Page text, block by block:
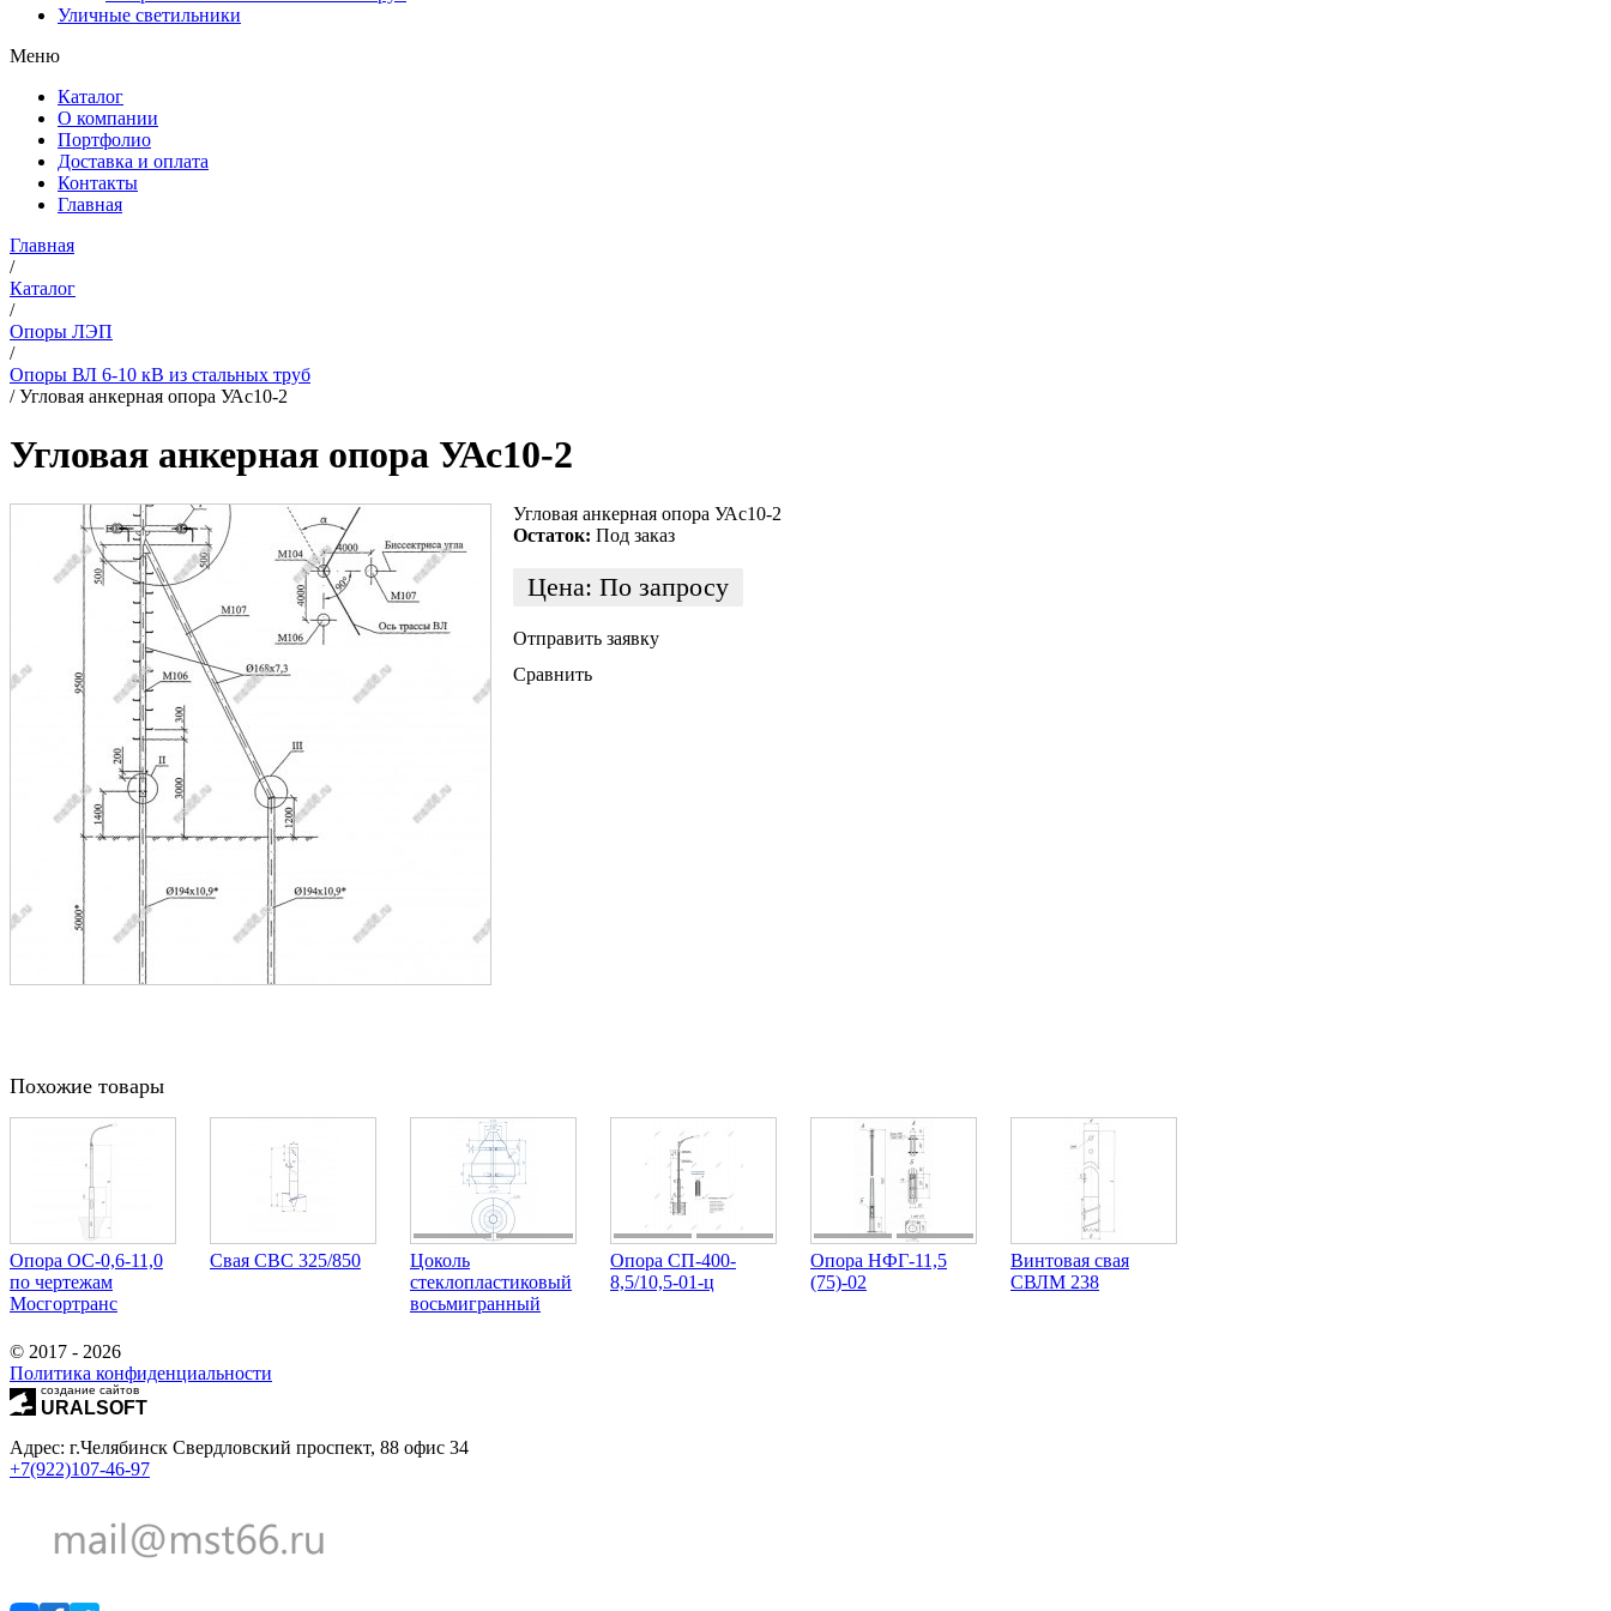
Уличные светильники
Меню
Каталог
О компании
Портфолио
Доставка и оплата
Контакты
Главная
Главная
/
Каталог
/
Опоры ЛЭП
/
Опоры ВЛ 6-10 кВ из стальных труб
/Угловая анкерная опора УАс10-2
Угловая анкерная опора УАс10-2
Угловая анкерная опора УАс10-2
Остаток: Под заказ
Цена: По запросу
Отправить заявку
Сравнить
Похожие товары
Опора ОС-0,6-11,0
по чертежам
Мосгортранс
Свая СВС 325/850
Цоколь
стеклопластиковый
восьмигранный
Опора СП-400-
8,5/10,5-01-ц
Опора НФГ-11,5
(75)-02
Винтовая свая
СВЛМ 238
© 2017 - 2026
Политика конфиденциальности
создание сайтов
URALSOFT
Адрес: г.Челябинск Свердловский проспект, 88 офис 34
+7(922)107-46-97